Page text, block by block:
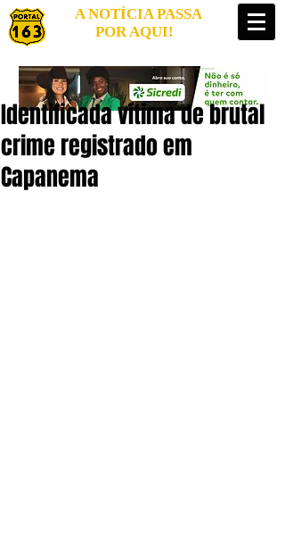
A NOTÍCIA PASSA
POR AQUI!
Identificada vítima de brutal
crime registrado em
Capanema